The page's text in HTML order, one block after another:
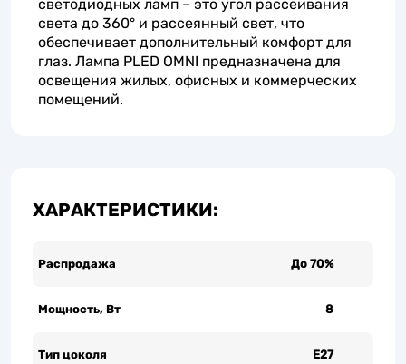
светодиодных ламп – это угол рассеивания
света до 360° и рассеянный свет, что
обеспечивает дополнительный комфорт для
глаз. Лампа PLED OMNI предназначена для
освещения жилых, офисных и коммерческих
помещений.
ХАРАКТЕРИСТИКИ:
Распродажа До 70%
Мощность, Вт 8
Тип цоколя E27